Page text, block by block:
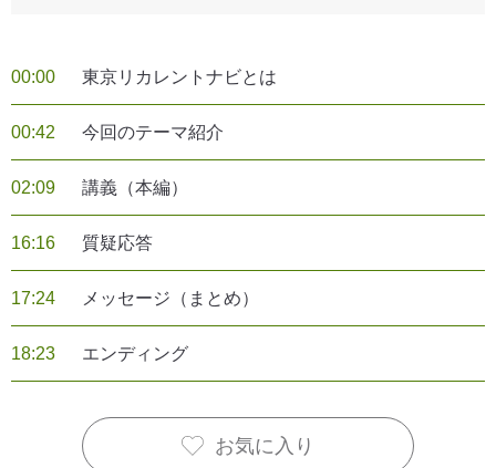
00:00 東京リカレントナビとは
00:42 今回のテーマ紹介
02:09 講義（本編）
16:16 質疑応答
17:24 メッセージ（まとめ）
18:23 エンディング
お気に入り